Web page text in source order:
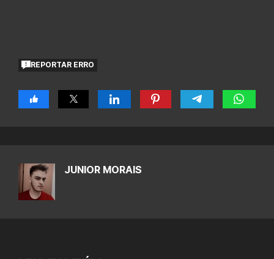
REPORTAR ERRO
JUNIOR MORAIS